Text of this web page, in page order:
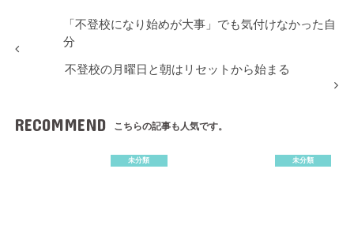
「不登校になり始めが大事」でも気付けなかった自
分
不登校の月曜日と朝はリセットから始まる
RECOMMEND こちらの記事も人気です。
未分類 未分類